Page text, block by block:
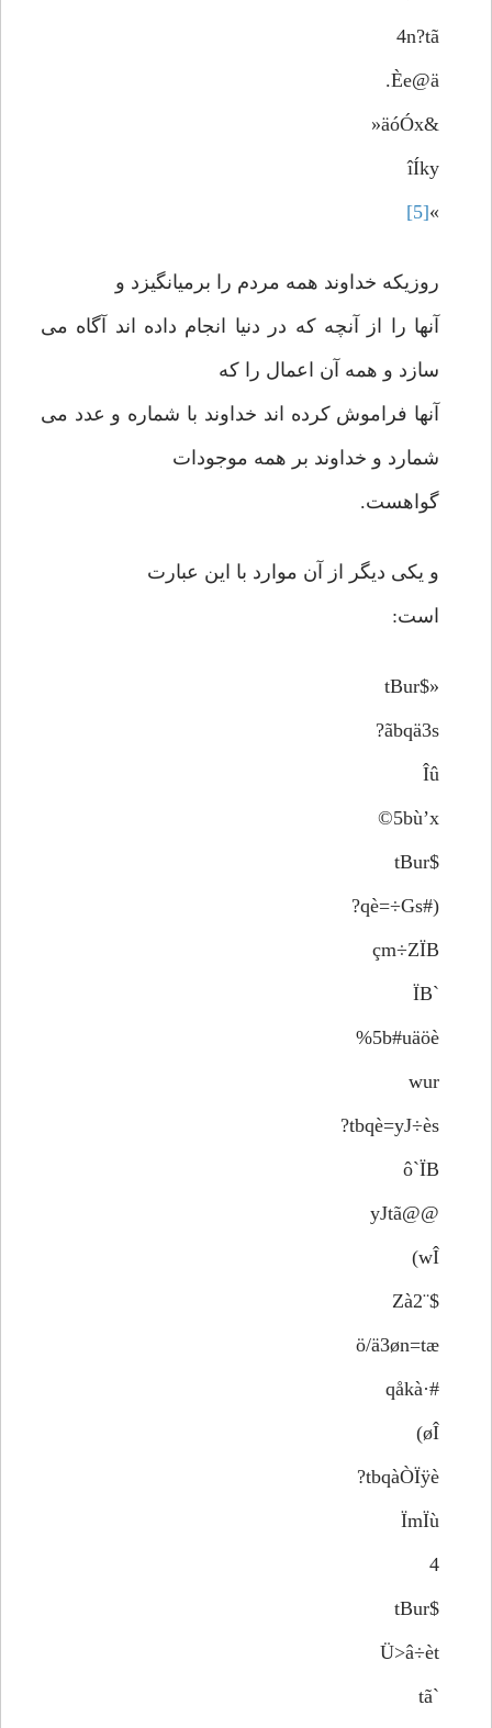
4n?tã
Èe@ä.
&äóÓx«
îÍky­
»
[5]
روزیکه خداوند همه مردم را برمیانگیزد و
آنها را از آنچه که در دنیا انجام داده اند آگاه می
سازد و همه آن اعمال را که
آنها فراموش کرده اند خداوند با شماره و عدد می
شمارد و خداوند بر همه موجودات
گواهست.
و یکی دیگر از آن موارد با این عبارت
است:
«$tBur
ãbqä3s?
Îû
5bù’x©
$tBur
(#qè=÷Gs?
çm÷ZÏB
`ÏB
5b#uäöè%
wur
tbqè=yJ÷ès?
ô`ÏB
@@yJtã
wÎ)
$¨Zà2
ö/ä3øn=tæ
#·qåkà­
øÎ)
tbqàÒÏÿè?
ÏmÏù
4
$tBur
Ü>â÷èt
`tã